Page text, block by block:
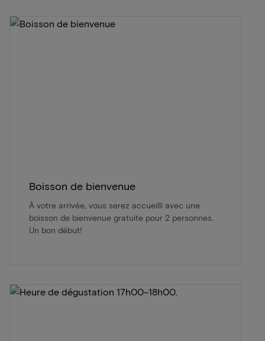
Boisson de bienvenue
À votre arrivée, vous serez accueilli avec une
boisson de bienvenue gratuite pour 2 personnes.
Un bon début!